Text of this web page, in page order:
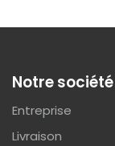
Notre société
Entreprise
Livraison